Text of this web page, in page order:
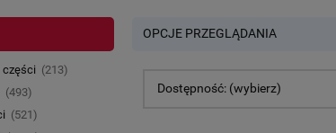
części (213)
(493)
(521)
OPCJE PRZEGLĄDANIA
Dostępność: (wybierz)